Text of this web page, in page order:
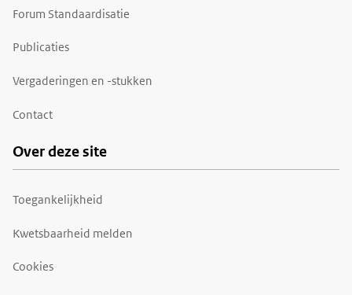
Forum Standaardisatie
Publicaties
Vergaderingen en -stukken
Contact
Over deze site
Toegankelijkheid
Kwetsbaarheid melden
Cookies